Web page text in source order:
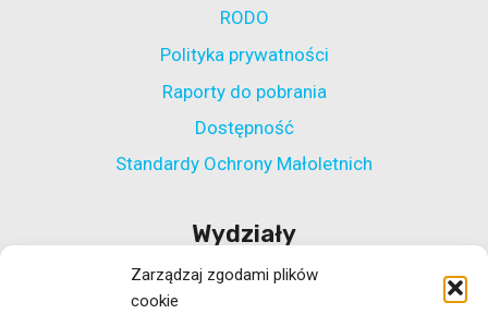
Zarządzaj zgodami plików
cookie
RODO
Polityka prywatności
Raporty do pobrania
Dostępność
Standardy Ochrony Małoletnich
Wydziały
Wydział Polityki Społecznej
Wydział ds. Rehabilitacji Zawodowej i Społecznej